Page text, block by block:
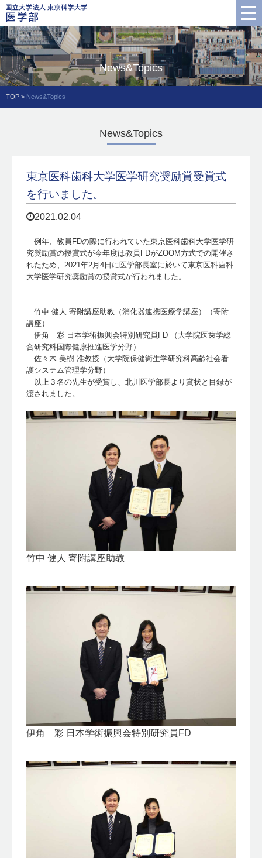
News&Topics
TOP > News&Topics
News&Topics
東京医科歯科大学医学研究奨励賞受賞式
を行いました。
2021.02.04
例年、教員FDの際に行われていた東京医科歯科大学医学研
究奨励賞の授賞式が今年度は教員FDがZOOM方式での開催さ
れたため、2021年2月4日に医学部長室に於いて東京医科歯科
大学医学研究奨励賞の授賞式が行われました。
竹中 健人 寄附講座助教（消化器連携医療学講座）（寄附
講座）
伊角 彩 日本学術振興会特別研究員FD （大学院医歯学総
合研究科国際健康推進医学分野）
佐々木 美樹 准教授（大学院保健衛生学研究科高齢社会看
護システム管理学分野）
以上３名の先生が受賞し、北川医学部長より賞状と目録が
渡されました。
竹中 健人 寄附講座助教
伊角 彩 日本学術振興会特別研究員FD